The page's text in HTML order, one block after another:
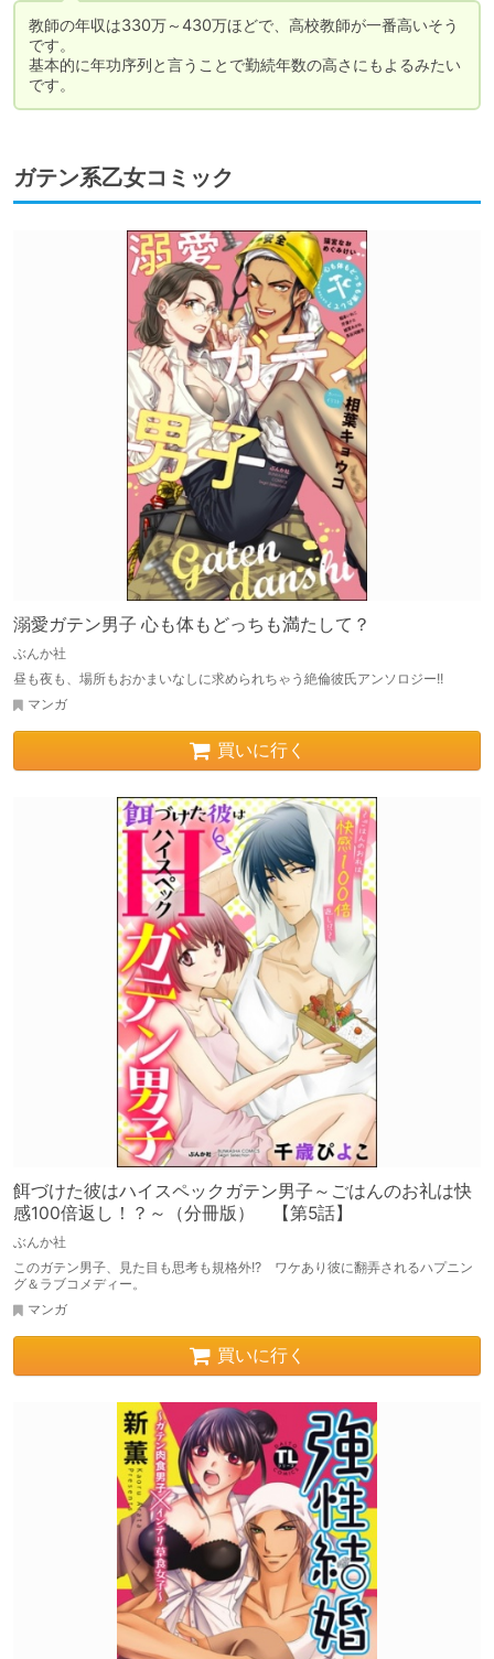
教師の年収は330万～430万ほどで、高校教師が一番高いそう
です。
基本的に年功序列と言うことで勤続年数の高さにもよるみたい
です。
ガテン系乙女コミック
溺愛ガテン男子 心も体もどっちも満たして？
ぶんか社
昼も夜も、場所もおかまいなしに求められちゃう絶倫彼氏アンソロジー!!
マンガ
買いに行く
餌づけた彼はハイスペックガテン男子～ごはんのお礼は快
感100倍返し！？～（分冊版） 【第5話】
ぶんか社
このガテン男子、見た目も思考も規格外!? ワケあり彼に翻弄されるハプニン
グ＆ラブコメディー。
マンガ
買いに行く